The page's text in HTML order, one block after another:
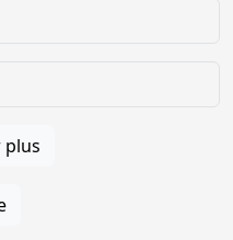
plus